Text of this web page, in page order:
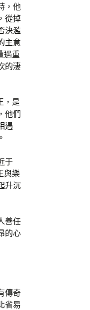
，他
從掉
決濫
主意
遇重
的淒
，是
他們
遇
于
與樂
升沉
善任
的心
傳奇
省易